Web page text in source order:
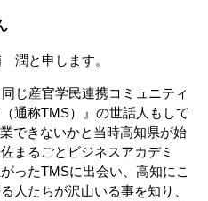
と申します。
じ産官学民連携コミュニティ
通称TMS）』の世話人もして
できないかと当時高知県が始
まるごとビジネスアカデミ
ったTMSに出会い、高知にこ
人たちが沢山いる事を知り、